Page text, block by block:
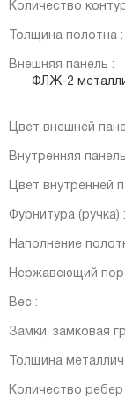
Количество
Толщина полотна :
Внешняя панель :
ФЛЖ-2
Цвет внешней
Внутренняя
Цвет внутренней
Фурнитура (ручка) :
Наполнение
Нержавеющий
Вес :
Замки, замковая
Толщина
Количество